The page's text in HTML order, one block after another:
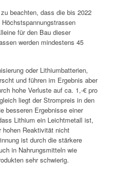
beachten, dass die bis 2022
für den Bau dieser
werden mindestens 45
oder Lithiumbatterien,
und führen im Ergebnis aber
hohe Verluste auf ca. 1,-€ pro
liegt der Strompreis in den
besseren Ergebnisse einer
Lithium ein Leichtmetall ist,
hohen Reaktivität nicht
ist durch die stärkere
in Nahrungsmitteln wie
sehr schwierig.